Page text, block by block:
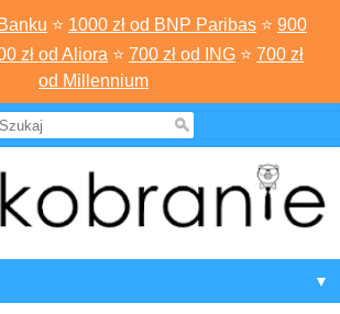
⭐ 1000 zł od BNP Paribas ⭐ 900
zł od Aliora ⭐ 700 zł od ING ⭐ 700 zł
od Millennium
▼